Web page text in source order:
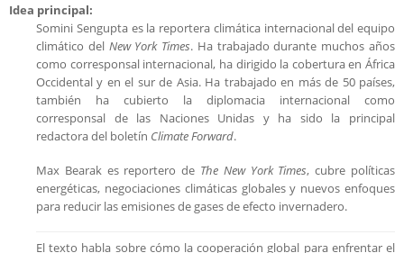
Idea principal:
Somini Sengupta es la reportera climática internacional del equipo
climático del New York Times. Ha trabajado durante muchos años
como corresponsal internacional, ha dirigido la cobertura en África
Occidental y en el sur de Asia. Ha trabajado en más de 50 países,
también ha cubierto la diplomacia internacional como
corresponsal de las Naciones Unidas y ha sido la principal
redactora del boletín Climate Forward.
Max Bearak es reportero de The New York Times, cubre políticas
energéticas, negociaciones climáticas globales y nuevos enfoques
para reducir las emisiones de gases de efecto invernadero.
El texto habla sobre cómo la cooperación global para enfrentar el